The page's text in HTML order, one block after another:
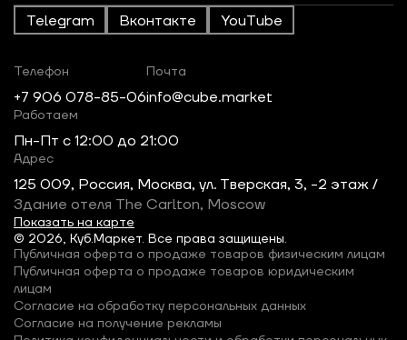
Telegram Вконтакте YouTube
© 2026, Куб.Маркет. Все права защищены.
Телефон
+7 906 078-85-06
Почта
info@cube.market
Работаем
Пн-Пт c 12:00 до 21:00
Адрес
125 009, Россия, Москва, ул. Тверская, 3, -2 этаж /
Здание отеля The Carlton, Moscow
Показать на карте
Публичная оферта о продаже товаров физическим лицам
Публичная оферта о продаже товаров юридическим
лицам
Согласие на обработку персональных данных
Согласие на получение рекламы